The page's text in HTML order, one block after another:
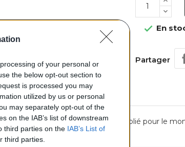
of your personal or
the below opt-out section to
is processed you may
utilized by us or personal
may separately opt-out of the
on the IAB’s list of downstream
third parties on the IAB’s List of
third parties.
 En
Partager
Aucun avis n'a été publié pour le